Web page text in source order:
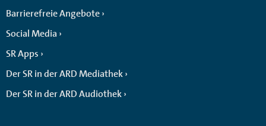
Barrierefreie Angebote
Social Media
SR Apps
Der SR in der ARD Mediathek
Der SR in der ARD Audiothek